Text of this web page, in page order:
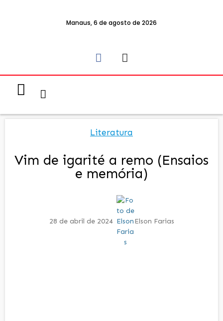
Manaus, 6 de agosto de 2026
Literatura
Vim de igarité a remo (Ensaios
e memória)
28 de abril de 2024 Elson Farias